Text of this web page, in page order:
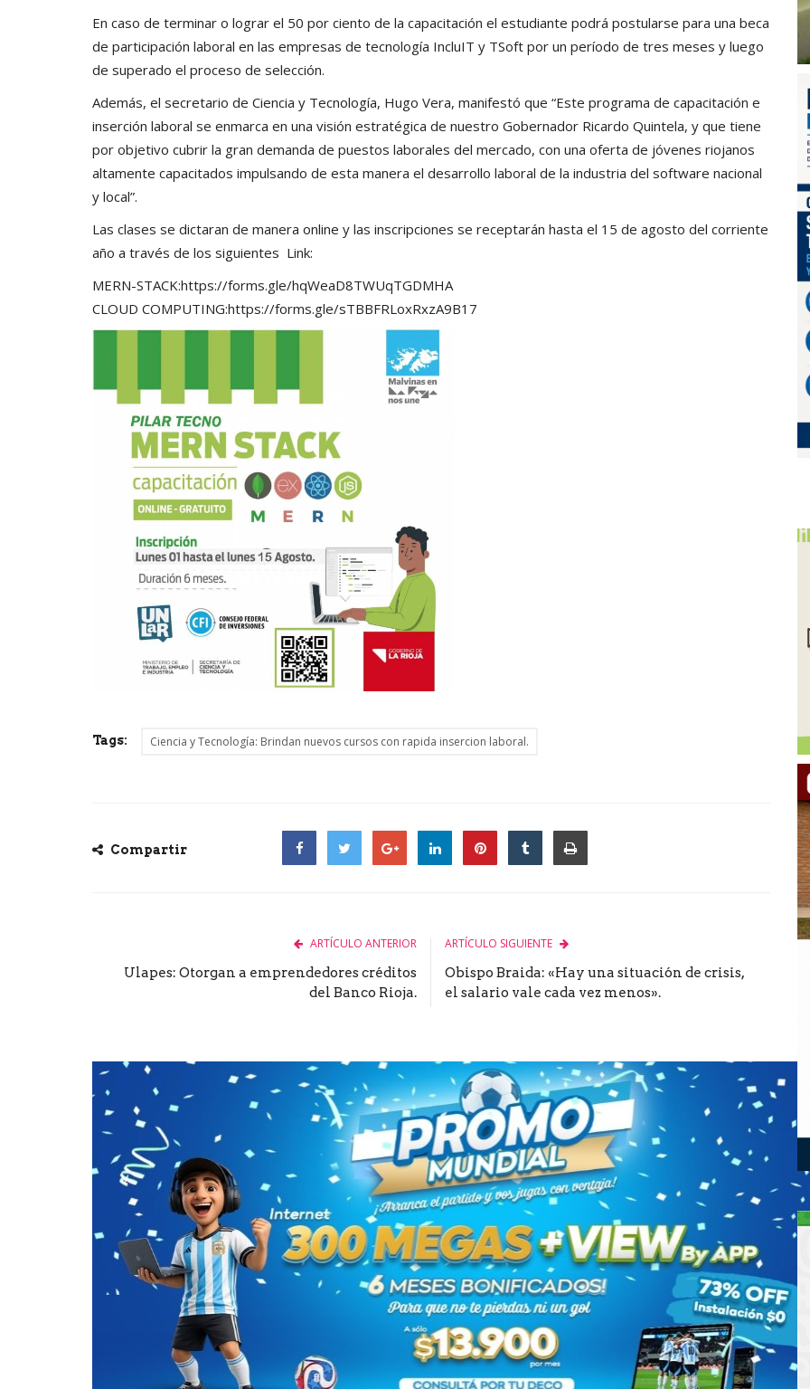
En caso de terminar o lograr el 50 por ciento de la capacitación el estudiante podrá postularse para una beca
de participación laboral en las empresas de tecnología IncluIT y TSoft por un período de tres meses y luego
de superado el proceso de selección.
Además, el secretario de Ciencia y Tecnología, Hugo Vera, manifestó que “Este programa de capacitación e
inserción laboral se enmarca en una visión estratégica de nuestro Gobernador Ricardo Quintela, y que tiene
por objetivo cubrir la gran demanda de puestos laborales del mercado, con una oferta de jóvenes riojanos
altamente capacitados impulsando de esta manera el desarrollo laboral de la industria del software nacional
y local”.
Las clases se dictaran de manera online y las inscripciones se receptarán hasta el 15 de agosto del corriente
año a través de los siguientes Link:
MERN-STACK:https://forms.gle/hqWeaD8TWUqTGDMHA
CLOUD COMPUTING:https://forms.gle/sTBBFRLoxRxzA9B17
Tags: Ciencia y Tecnología: Brindan nuevos cursos con rapida insercion laboral.
Compartir
ARTÍCULO ANTERIOR
Ulapes: Otorgan a emprendedores créditos
del Banco Rioja.
ARTÍCULO SIGUIENTE
Obispo Braida: «Hay una situación de crisis,
el salario vale cada vez menos».